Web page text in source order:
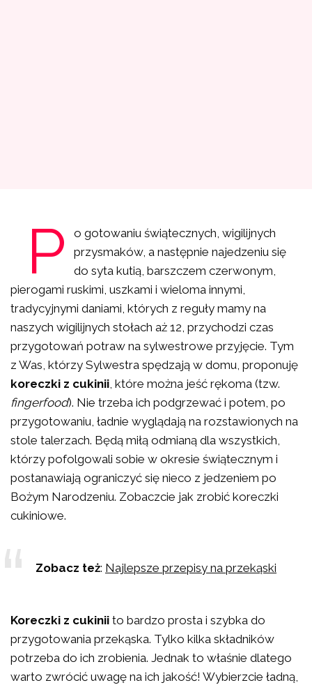
P
o gotowaniu świątecznych, wigilijnych
przysmaków, a następnie najedzeniu się
do syta kutią, barszczem czerwonym,
pierogami ruskimi, uszkami i wieloma innymi,
tradycyjnymi daniami, których z reguły mamy na
naszych wigilijnych stołach aż 12, przychodzi czas
przygotowań potraw na sylwestrowe przyjęcie. Tym
z Was, którzy Sylwestra spędzają w domu, proponuję
koreczki z cukinii , które można jeść rękoma (tzw.
fingerfood). Nie trzeba ich podgrzewać i potem, po
przygotowaniu, ładnie wyglądają na rozstawionych na
stole talerzach. Będą miłą odmianą dla wszystkich,
którzy pofolgowali sobie w okresie świątecznym i
postanawiają ograniczyć się nieco z jedzeniem po
Bożym Narodzeniu. Zobaczcie jak zrobić koreczki
cukiniowe.
Zobacz też: Najlepsze przepisy na przekąski
Koreczki z cukinii to bardzo prosta i szybka do
przygotowania przekąska. Tylko kilka składników
potrzeba do ich zrobienia. Jednak to właśnie dlatego
warto zwrócić uwagę na ich jakość! Wybierzcie ładną,